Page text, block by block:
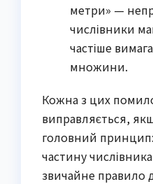
метри» —
числівники
частіше
множини.
Кожна з цих
виправляється,
головний принцип:
частину
звичайне правило